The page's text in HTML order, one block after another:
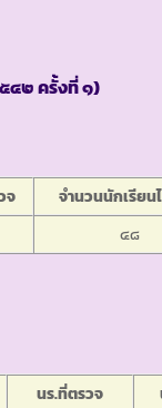
๔๒ ครั้งที่ ๑)
จ จำนวนนักเรียน
๔๘
นร.ที่ตรวจ